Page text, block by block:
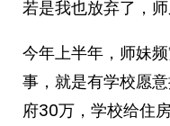
若是我也放弃了，
今年上半年，师妹
事，就是有学校愿
府30万，学校给住